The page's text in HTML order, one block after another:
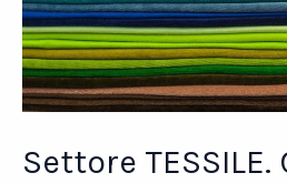
Settore TESSILE.